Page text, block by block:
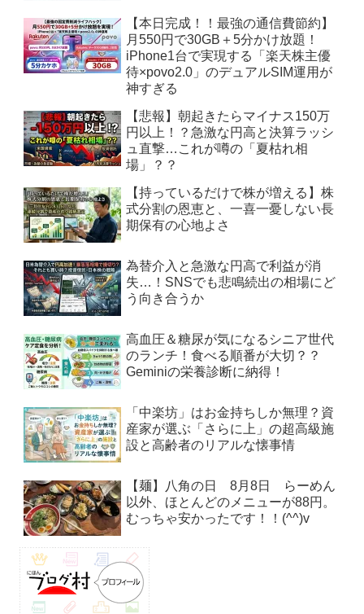
【本日完成！！最強の通信費節約】
月550円で30GB＋5分かけ放題！
iPhone1台で実現する「楽天株主優
待×povo2.0」のデュアルSIM運用が
神すぎる
【悲報】朝起きたらマイナス150万
円以上！？急激な円高と決算ラッシ
ュ直撃…これが噂の「夏枯れ相
場」？？
【持っているだけで株が増える】株
式分割の恩恵と、一喜一憂しない長
期保有の心地よさ
為替介入と急激な円高で利益が消
失…！SNSでも悲鳴続出の相場にど
う向き合うか
高血圧＆糖尿が気になるシニア世代
のランチ！食べる順番が大切？？
Geminiの栄養診断に納得！
「中楽坊」はお金持ちしか無理？資
産家が選ぶ「さらに上」の超高級施
設と高齢者のリアルな懐事情
【麺】八角の日 8月8日 らーめん
以外、ほとんどのメニューが88円。
むっちゃ安かったです！！(^^)v